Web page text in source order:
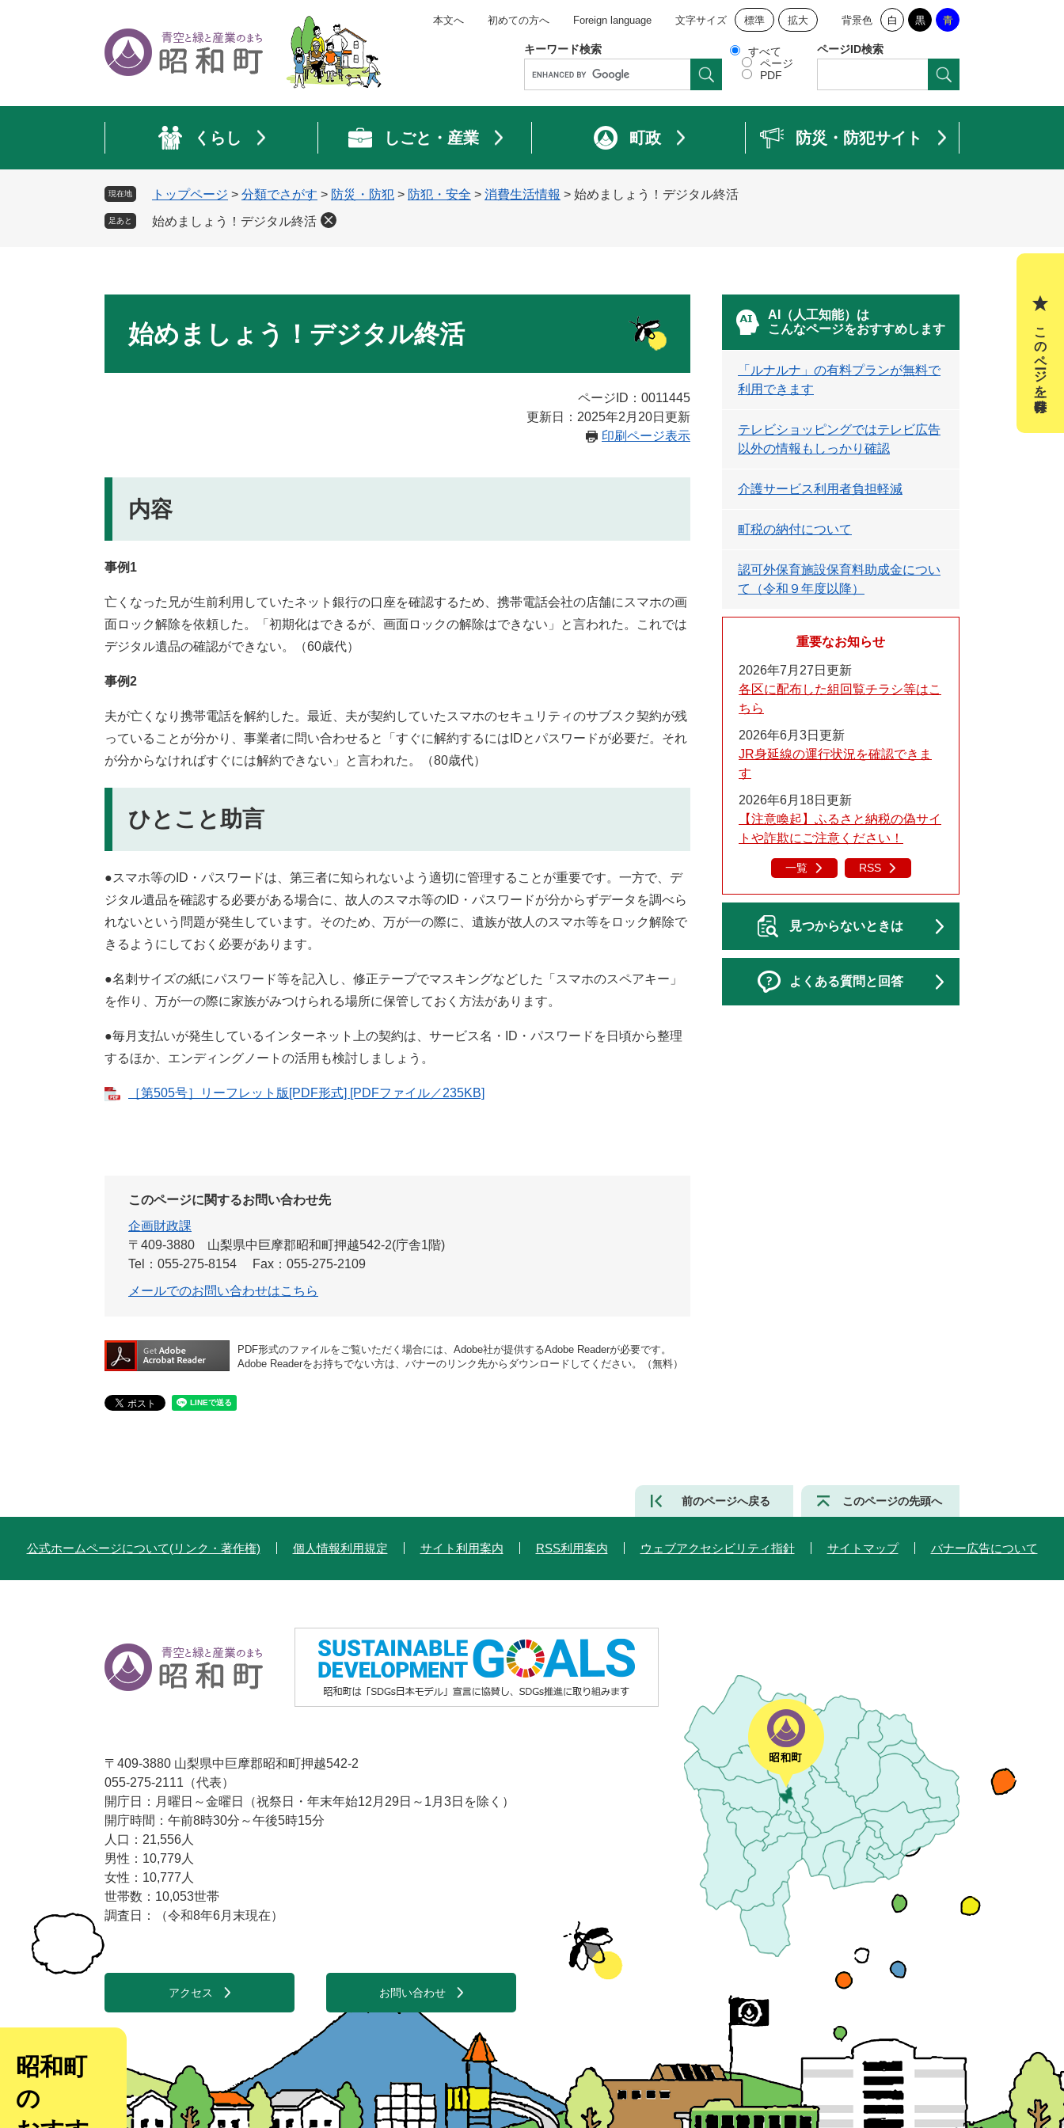
頭
飛
本文へ 初めての方へ Foreign language 文字サイズ 標準 拡大 背景色 白 黒 青
キーワード検索
すべて
ページ
PDF
ページID検索
くらし しごと・産業 町政 防災・防犯サイト
現在地 トップページ > 分類でさがす > 防災・防犯 > 防犯・安全 > 消費生活情報 > 始めましょう！デジタル終活
足あと 始めましょう！デジタル終活
始めましょう！デジタル終活
ページID：0011445
更新日：2025年2月20日更新
印刷ページ表示
内容
事例1
亡くなった兄が生前利用していたネット銀行の口座を確認するため、携帯電話会社の店舗にスマホの画
面ロック解除を依頼した。「初期化はできるが、画面ロックの解除はできない」と言われた。これでは
デジタル遺品の確認ができない。（60歳代）
事例2
夫が亡くなり携帯電話を解約した。最近、夫が契約していたスマホのセキュリティのサブスク契約が残
っていることが分かり、事業者に問い合わせると「すぐに解約するにはIDとパスワードが必要だ。それ
が分からなければすぐには解約できない」と言われた。（80歳代）
ひとこと助言
●スマホ等のID・パスワードは、第三者に知られないよう適切に管理することが重要です。一方で、デ
ジタル遺品を確認する必要がある場合に、故人のスマホ等のID・パスワードが分からずデータを調べら
れないという問題が発生しています。そのため、万が一の際に、遺族が故人のスマホ等をロック解除で
きるようにしておく必要があります。
●名刺サイズの紙にパスワード等を記入し、修正テープでマスキングなどした「スマホのスペアキー」
を作り、万が一の際に家族がみつけられる場所に保管しておく方法があります。
●毎月支払いが発生しているインターネット上の契約は、サービス名・ID・パスワードを日頃から整理
するほか、エンディングノートの活用も検討しましょう。
［第505号］リーフレット版[PDF形式] [PDFファイル／235KB]
このページに関するお問い合わせ先
企画財政課
〒409-3880
山梨県中巨摩郡昭和町押越542-2(庁舎1階)
Tel：055-275-8154
Fax：055-275-2109
メールでのお問い合わせはこちら
PDF形式のファイルをご覧いただく場合には、Adobe社が提供するAdobe Readerが必要です。
Adobe Readerをお持ちでない方は、バナーのリンク先からダウンロードしてください。（無料）
AI（人工知能）は
こんなページをおすすめします
「ルナルナ」の有料プランが無料で
利用できます
テレビショッピングではテレビ広告
以外の情報もしっかり確認
介護サービス利用者負担軽減
町税の納付について
認可外保育施設保育料助成金につい
て（令和９年度以降）
重要なお知らせ
2026年7月27日更新
各区に配布した組回覧チラシ等はこ
ちら
2026年6月3日更新
JR身延線の運行状況を確認できま
す
2026年6月18日更新
【注意喚起】ふるさと納税の偽サイ
トや詐欺にご注意ください！
一覧 RSS
見つからないときは
よくある質問と回答
前のページへ戻る このページの先頭へ
公式ホームページについて(リンク・著作権) 個人情報利用規定 サイト利用案内 RSS利用案内 ウェブアクセシビリティ指針 サイトマップ バナー広告について
〒409-3880 山梨県中巨摩郡昭和町押越542-2
055-275-2111（代表）
開庁日：月曜日～金曜日（祝祭日・年末年始12月29日～1月3日を除く）
開庁時間：午前8時30分～午後5時15分
人口：21,556人
男性：10,779人
女性：10,777人
世帯数：10,053世帯
調査日：（令和8年6月末現在）
アクセス お問い合わせ
昭和町
の
このページを一時保存